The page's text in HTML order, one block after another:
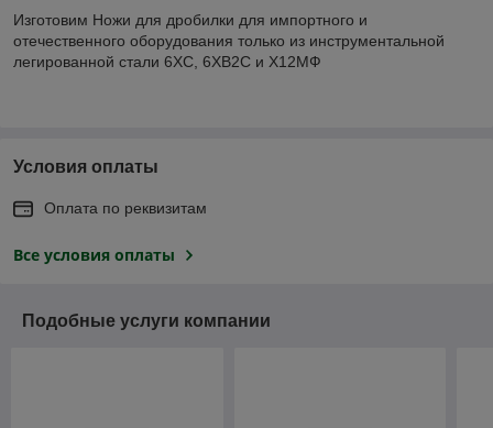
Изготовим Ножи для дробилки для импортного и
отечественного оборудования только из инструментальной
легированной стали 6ХС, 6ХВ2С и Х12МФ
Условия оплаты
Оплата по реквизитам
Все условия оплаты
Подобные услуги компании